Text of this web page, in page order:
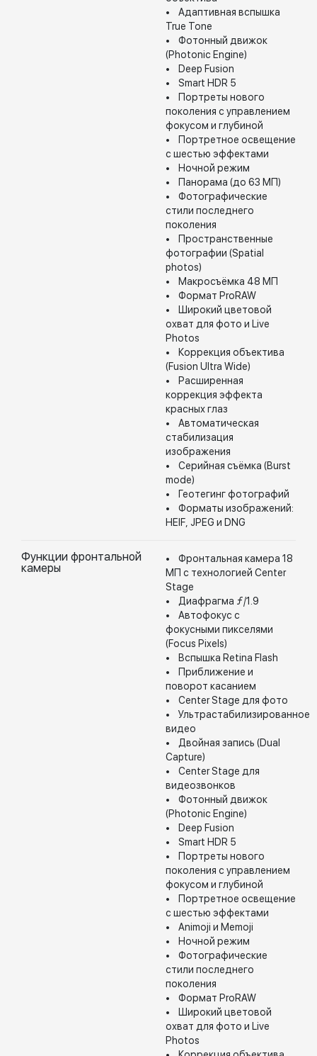
• Адаптивная вспышка
True Tone
• Фотонный движок
(Photonic Engine)
• Deep Fusion
• Smart HDR 5
• Портреты нового
поколения с управлением
фокусом и глубиной
• Портретное освещение
с шестью эффектами
• Ночной режим
• Панорама (до 63 МП)
• Фотографические
стили последнего
поколения
• Пространственные
фотографии (Spatial
photos)
• Макросъёмка 48 МП
• Формат ProRAW
• Широкий цветовой
охват для фото и Live
Photos
• Коррекция объектива
(Fusion Ultra Wide)
• Расширенная
коррекция эффекта
красных глаз
• Автоматическая
стабилизация
изображения
• Серийная съёмка (Burst
mode)
• Геотегинг фотографий
• Форматы изображений:
HEIF, JPEG и DNG
Функции фронтальной
камеры
• Фронтальная камера 18
МП с технологией Center
Stage
• Диафрагма ƒ/1.9
• Автофокус с
фокусными пикселями
(Focus Pixels)
• Вспышка Retina Flash
• Приближение и
поворот касанием
• Center Stage для фото
• Ультрастабилизированное
видео
• Двойная запись (Dual
Capture)
• Center Stage для
видеозвонков
• Фотонный движок
(Photonic Engine)
• Deep Fusion
• Smart HDR 5
• Портреты нового
поколения с управлением
фокусом и глубиной
• Портретное освещение
с шестью эффектами
• Animoji и Memoji
• Ночной режим
• Фотографические
стили последнего
поколения
• Формат ProRAW
• Широкий цветовой
охват для фото и Live
Photos